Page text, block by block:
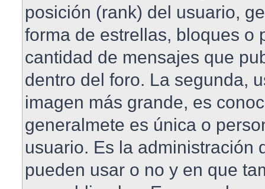
posición (rank) del usuario,
forma de estrellas, bloques o
cantidad de mensajes que
dentro del foro. La segunda,
imagen más grande, es
generalmete es única o
usuario. Es la administración
pueden usar o no y en que